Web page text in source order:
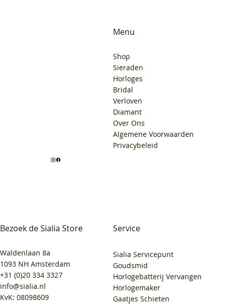
Bezoek de Sialia Store
Waldenlaan 8a
1093 NH Amsterdam
+31 (0)20 334 3327
info@sialia.nl
KvK: 08098609
Menu
Shop
Sieraden
Horloges
Bridal
Verloven
Diamant
Over Ons
Algemene Voorwaarden
Privacybeleid
Service
Sialia Servicepunt
Goudsmid
Horlogebatterij Vervangen
Horlogemaker
Gaatjes Schieten